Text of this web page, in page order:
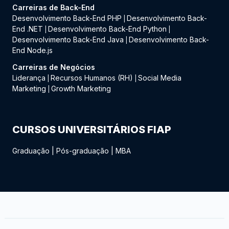
Carreiras de Back-End
Desenvolvimento Back-End PHP
Desenvolvimento Back-
End .NET
Desenvolvimento Back-End Python
Desenvolvimento Back-End Java
Desenvolvimento Back-
End Node.js
Carreiras de Negócios
Liderança
Recursos Humanos (RH)
Social Media
Marketing
Growth Marketing
CURSOS UNIVERSITÁRIOS FIAP
Graduação Pós-graduação MBA